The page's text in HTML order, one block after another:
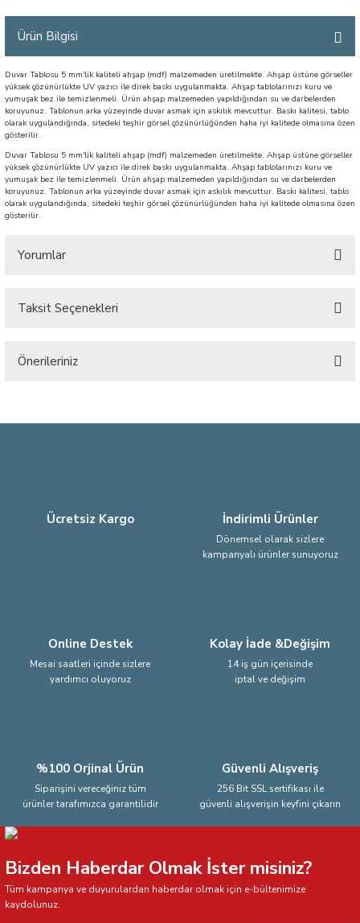
Ürün Bilgisi
Duvar Tablosu 5 mm'lik kaliteli ahşap (mdf) malzemeden üretilmekte. Ahşap üstüne görseller
yüksek çözünürlükte UV yazıcı ile direk baskı uygulanmakta. Ahşap tablolarınızı kuru ve
yumuşak bez ile temizlenmeli. Ürün ahşap malzemeden yapıldığından su ve darbelerden
koruyunuz. Tablonun arka yüzeyinde duvar asmak için askılık mevcuttur. Baskı kalitesi, tablo
olarak uygulandığında, sitedeki teşhir görsel çözünürlüğünden haha iyi kalitede olmasına özen
gösterilir.
Duvar Tablosu 5 mm'lik kaliteli ahşap (mdf) malzemeden üretilmekte. Ahşap üstüne görseller
yüksek çözünürlükte UV yazıcı ile direk baskı uygulanmakta. Ahşap tablolarınızı kuru ve
yumuşak bez ile temizlenmeli. Ürün ahşap malzemeden yapıldığından su ve darbelerden
koruyunuz. Tablonun arka yüzeyinde duvar asmak için askılık mevcuttur. Baskı kalitesi, tablo
olarak uygulandığında, sitedeki teşhir görsel çözünürlüğünden haha iyi kalitede olmasına özen
gösterilir.
Yorumlar
Taksit Seçenekleri
Önerileriniz
Ürün açıklamasında eksik bilgiler bulunuyor.
Ücretsiz Kargo İndirimli Ürünler
Dönemsel olarak sizlere
kampanyalı ürünler sunuyoruz
Online Destek
Mesai saatleri içinde sizlere
yardımcı oluyoruz
Kolay İade &Değişim
14 iş gün içerisinde
iptal ve değişim
%100 Orjinal Ürün
Siparişini vereceğiniz tüm
ürünler tarafımızca garantilidir
Güvenli Alışveriş
256 Bit SSL sertifikası ile
güvenli alışverişin keyfini çıkarın
Bizden Haberdar Olmak İster misiniz?
Tüm kampanya ve duyurulardan haberdar olmak için e-bültenimize
kaydolunuz.